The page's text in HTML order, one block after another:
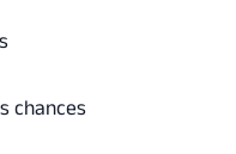
chances